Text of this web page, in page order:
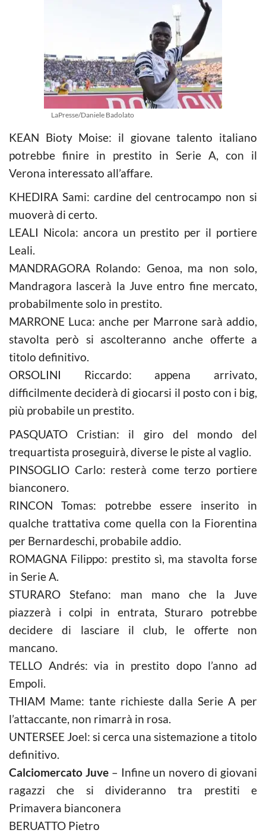
LaPresse/Daniele Badolato
KEAN Bioty Moise: il giovane talento italiano
potrebbe finire in prestito in Serie A, con il
Verona interessato all’affare.
KHEDIRA Sami: cardine del centrocampo non si
muoverà di certo.
LEALI Nicola: ancora un prestito per il portiere
Leali.
MANDRAGORA Rolando: Genoa, ma non solo,
Mandragora lascerà la Juve entro fine mercato,
probabilmente solo in prestito.
MARRONE Luca: anche per Marrone sarà addio,
stavolta però si ascolteranno anche offerte a
titolo definitivo.
ORSOLINI Riccardo: appena arrivato,
difficilmente deciderà di giocarsi il posto con i big,
più probabile un prestito.
PASQUATO Cristian: il giro del mondo del
trequartista proseguirà, diverse le piste al vaglio.
PINSOGLIO Carlo: resterà come terzo portiere
bianconero.
RINCON Tomas: potrebbe essere inserito in
qualche trattativa come quella con la Fiorentina
per Bernardeschi, probabile addio.
ROMAGNA Filippo: prestito sì, ma stavolta forse
in Serie A.
STURARO Stefano: man mano che la Juve
piazzerà i colpi in entrata, Sturaro potrebbe
decidere di lasciare il club, le offerte non
mancano.
TELLO Andrés: via in prestito dopo l’anno ad
Empoli.
THIAM Mame: tante richieste dalla Serie A per
l’attaccante, non rimarrà in rosa.
UNTERSEE Joel: si cerca una sistemazione a titolo
definitivo.
Calciomercato Juve– Infine un novero di giovani
ragazzi che si divideranno tra prestiti e
Primavera bianconera
BERUATTO Pietro